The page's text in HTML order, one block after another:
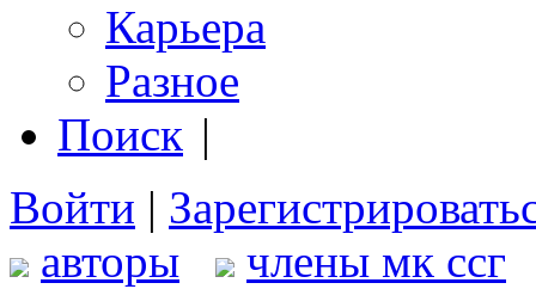
Карьера
Разное
Поиск |
Войти |
авторы
члены мк ссг